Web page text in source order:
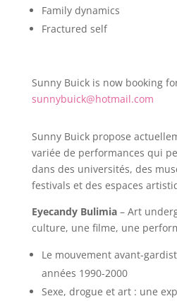
Family dynamics
Fractured self
Sunny Buick is now booking
sunnybuick@hotmail.com
Sunny Buick propose
variée de performances qui
dans des universités, des
festivals et des espaces
Eyecandy Bulimia– Art
culture, une filme, une
Le mouvement avant-
années 1990-2000
Sexe, drogue et art : une